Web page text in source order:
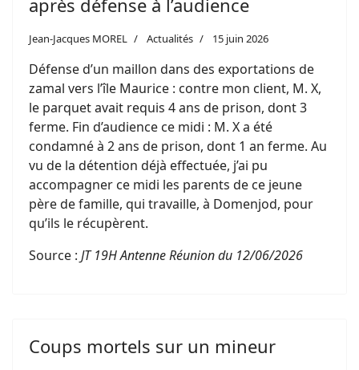
après défense à l’audience
Jean-Jacques MOREL Actualités 15 juin 2026
Défense d’un maillon dans des exportations de
zamal vers l’île Maurice : contre mon client, M. X,
le parquet avait requis 4 ans de prison, dont 3
ferme. Fin d’audience ce midi : M. X a été
condamné à 2 ans de prison, dont 1 an ferme. Au
vu de la détention déjà effectuée, j’ai pu
accompagner ce midi les parents de ce jeune
père de famille, qui travaille, à Domenjod, pour
qu’ils le récupèrent.
Source : JT 19H Antenne Réunion du 12/06/2026
Coups mortels sur un mineur